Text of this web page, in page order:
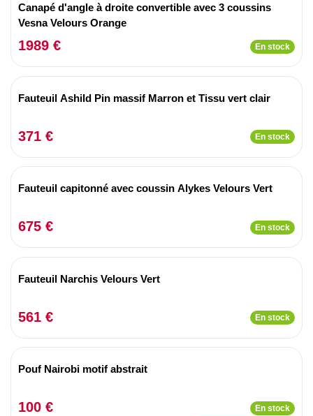
Canapé d'angle à droite convertible avec 3 coussins
Vesna Velours Orange
1989 € En stock
Fauteuil Ashild Pin massif Marron et Tissu vert clair
371 € En stock
Fauteuil capitonné avec coussin Alykes Velours Vert
675 € En stock
Fauteuil Narchis Velours Vert
561 € En stock
Pouf Nairobi motif abstrait
100 € En stock